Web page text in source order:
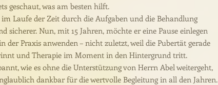
geschaut, was am besten hilft.
Laufe der Zeit durch die Aufgaben und die Behandlung
sicherer. Nun, mit 15 Jahren, möchte er eine Pause einlegen
der Praxis anwenden – nicht zuletzt, weil die Pubertät gerade
und Therapie im Moment in den Hintergrund tritt.
wie es ohne die Unterstützung von Herrn Abel weitergeht,
dankbar für die wertvolle Begleitung in all den Jahren.